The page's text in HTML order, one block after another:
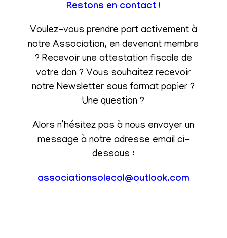
Restons en contact !
Voulez-vous prendre part activement à
notre Association, en devenant membre
? Recevoir une attestation fiscale de
votre don ? Vous souhaitez recevoir
notre Newsletter sous format papier ?
Une question ?
Alors n’hésitez pas à nous envoyer un
message à notre adresse email ci-
dessous :
associationsolecol@outlook.com